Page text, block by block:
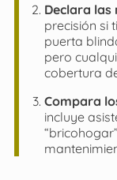
Declara las
precisión si
puerta
pero
cobertura
Compara
incluye